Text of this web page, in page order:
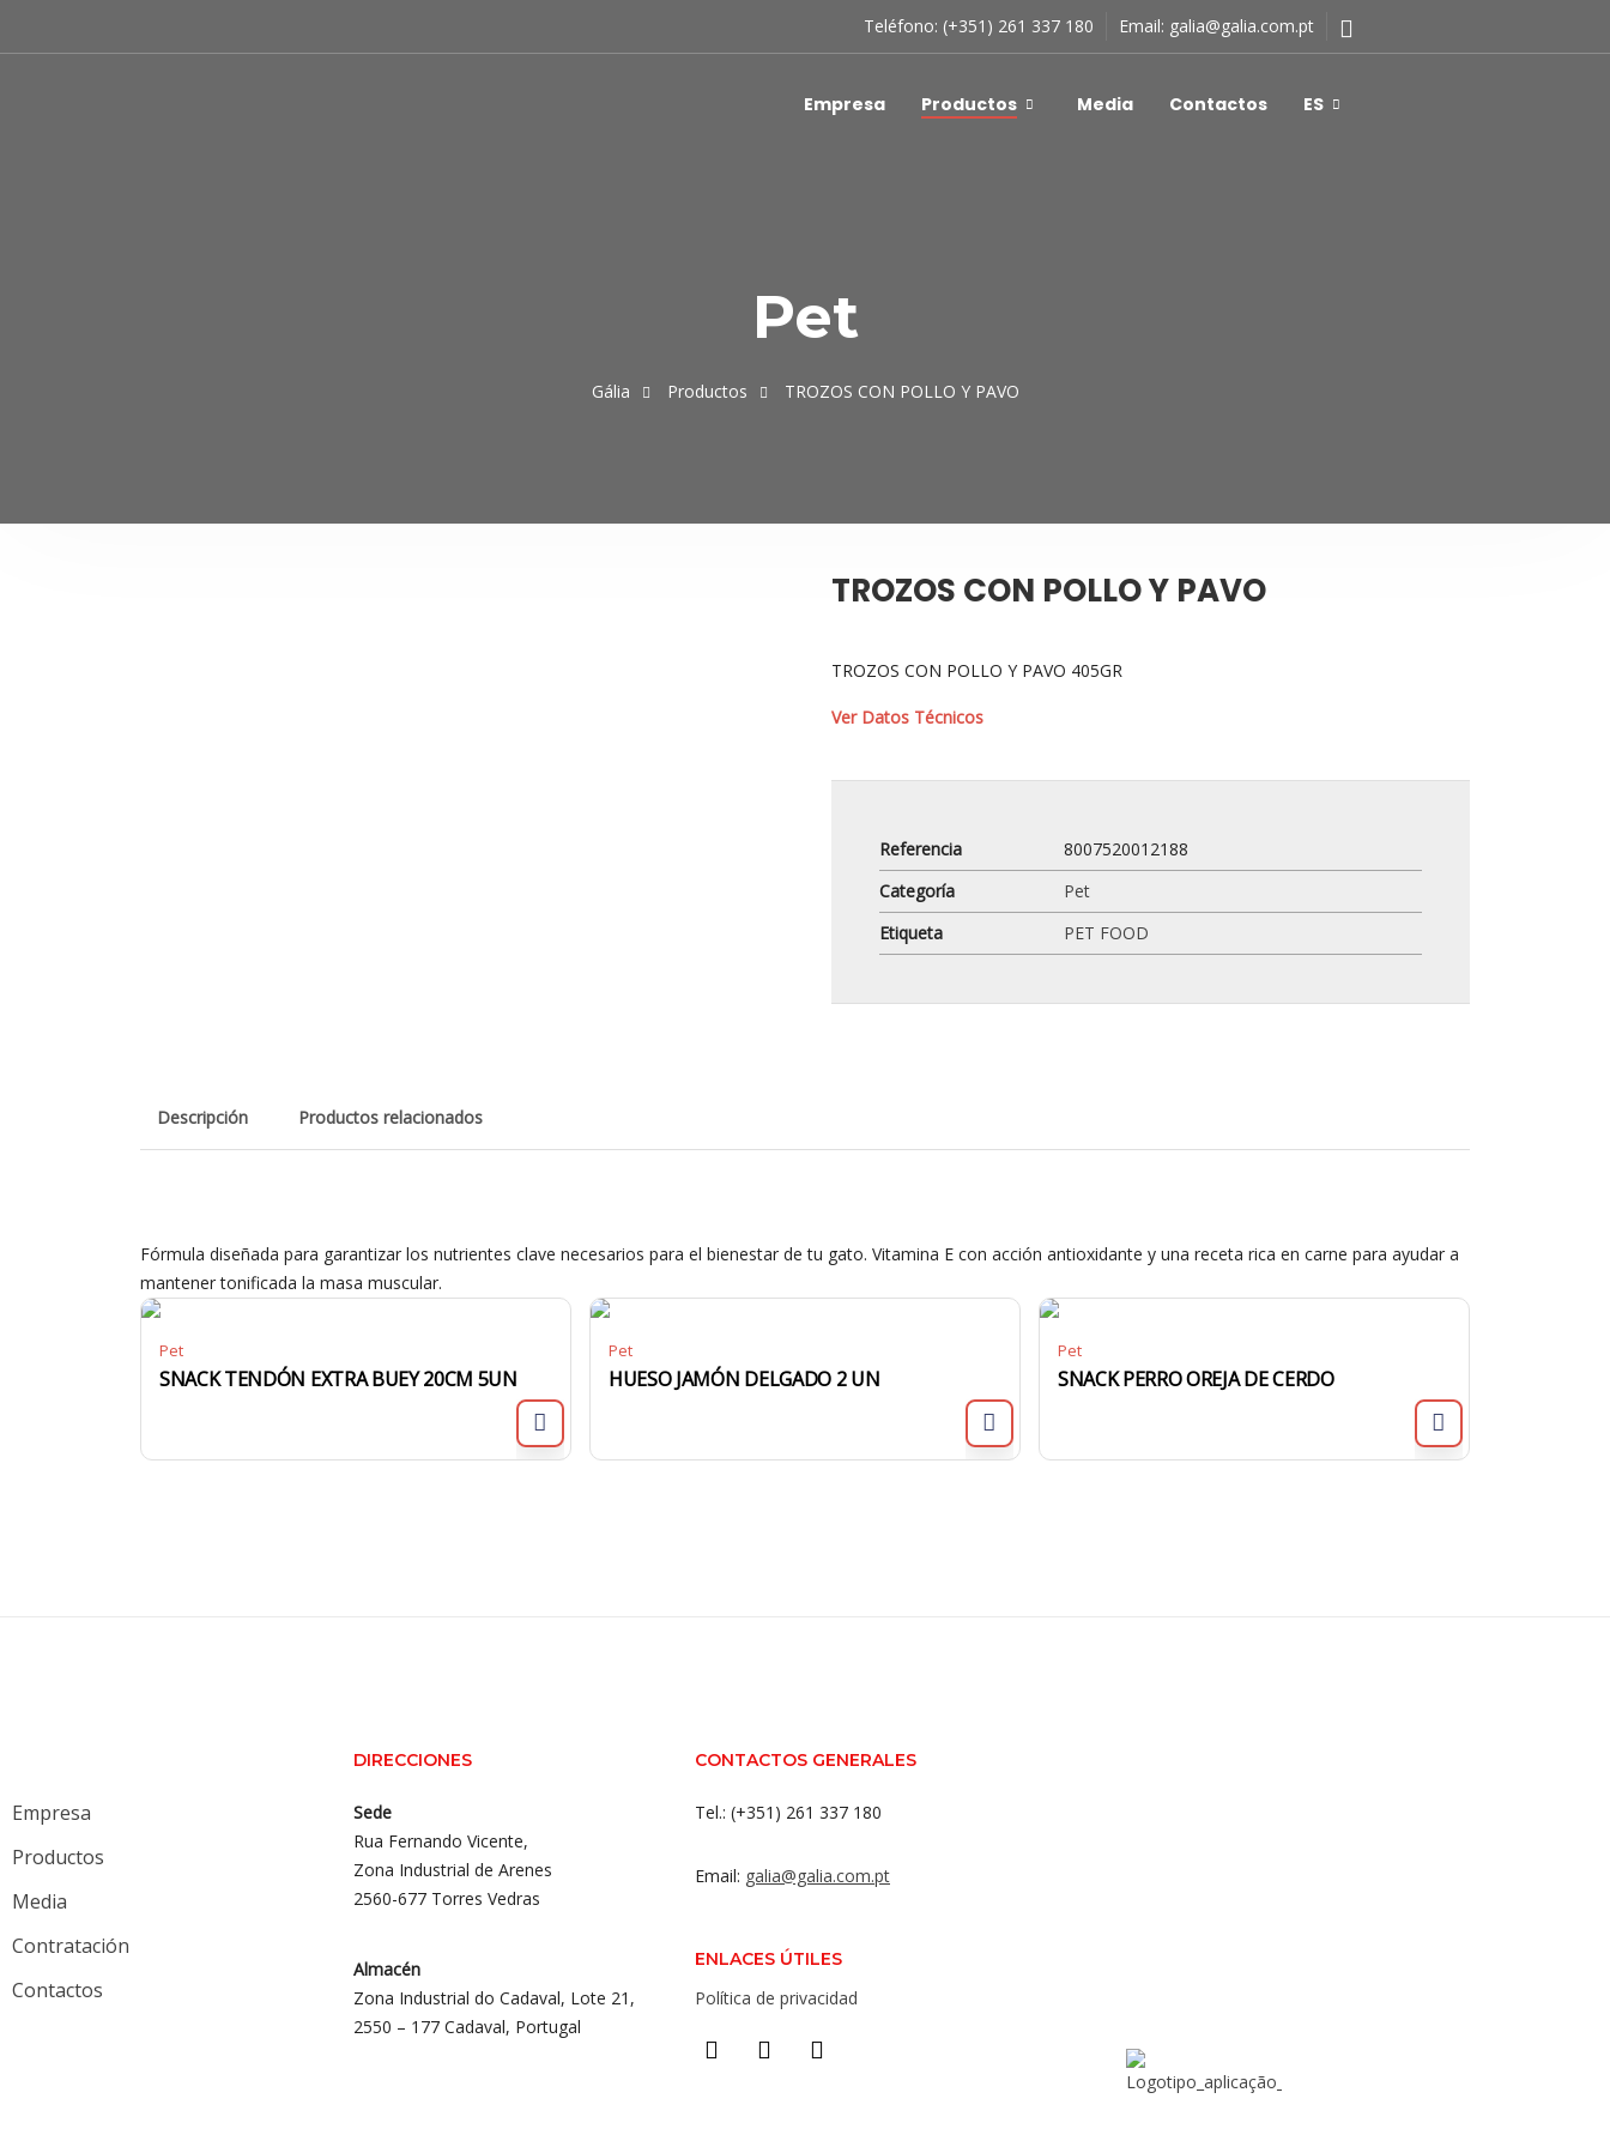
Teléfono: (+351) 261 337 180 Email: galia@galia.com.pt
Empresa Productos Media Contactos ES
Pet
Gália Productos TROZOS CON POLLO Y PAVO
TROZOS CON POLLO Y PAVO
TROZOS CON POLLO Y PAVO 405GR
Ver Datos Técnicos
Referencia
8007520012188
Categoría
Pet
Etiqueta
PET FOOD
Descripción Productos relacionados
Fórmula diseñada para garantizar los nutrientes clave necesarios para el bienestar de tu gato. Vitamina E con acción antioxidante y una receta rica en carne para ayudar a
mantener tonificada la masa muscular.
Pet
SNACK TENDÓN EXTRA BUEY 20CM 5UN
Pet
HUESO JAMÓN DELGADO 2 UN
Pet
SNACK PERRO OREJA DE CERDO
Empresa
Productos
Media
Contratación
Contactos
DIRECCIONES
Sede
Rua Fernando Vicente,
Zona Industrial de Arenes
2560-677 Torres Vedras
Almacén
Zona Industrial do Cadaval, Lote 21,
2550 – 177 Cadaval, Portugal
CONTACTOS GENERALES
Tel.: (+351) 261 337 180
Email: galia@galia.com.pt
ENLACES ÚTILES
Política de privacidad